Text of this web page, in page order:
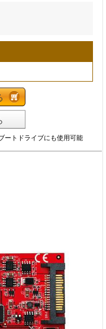
ートドライブにも使用可能